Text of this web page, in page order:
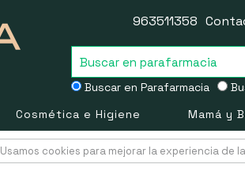
Buscar en Parafarmacia
963511358
Cosmética e Higiene Mamá y
Usamos cookies para mejorar la experiencia de